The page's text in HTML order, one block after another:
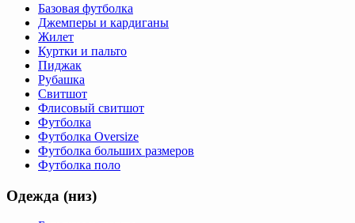
Базовая футболка
Джемперы и кардиганы
Жилет
Куртки и пальто
Пиджак
Рубашка
Свитшот
Флисовый свитшот
Футболка
Футболка Oversize
Футболка больших размеров
Футболка поло
Одежда (низ)